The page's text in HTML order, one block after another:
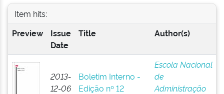
Item hits:
Preview
Issue
Date
Title Author(s)
2013-
12-06
Boletim Interno -
Edição nº 12
Escola Nacional
de
Administração